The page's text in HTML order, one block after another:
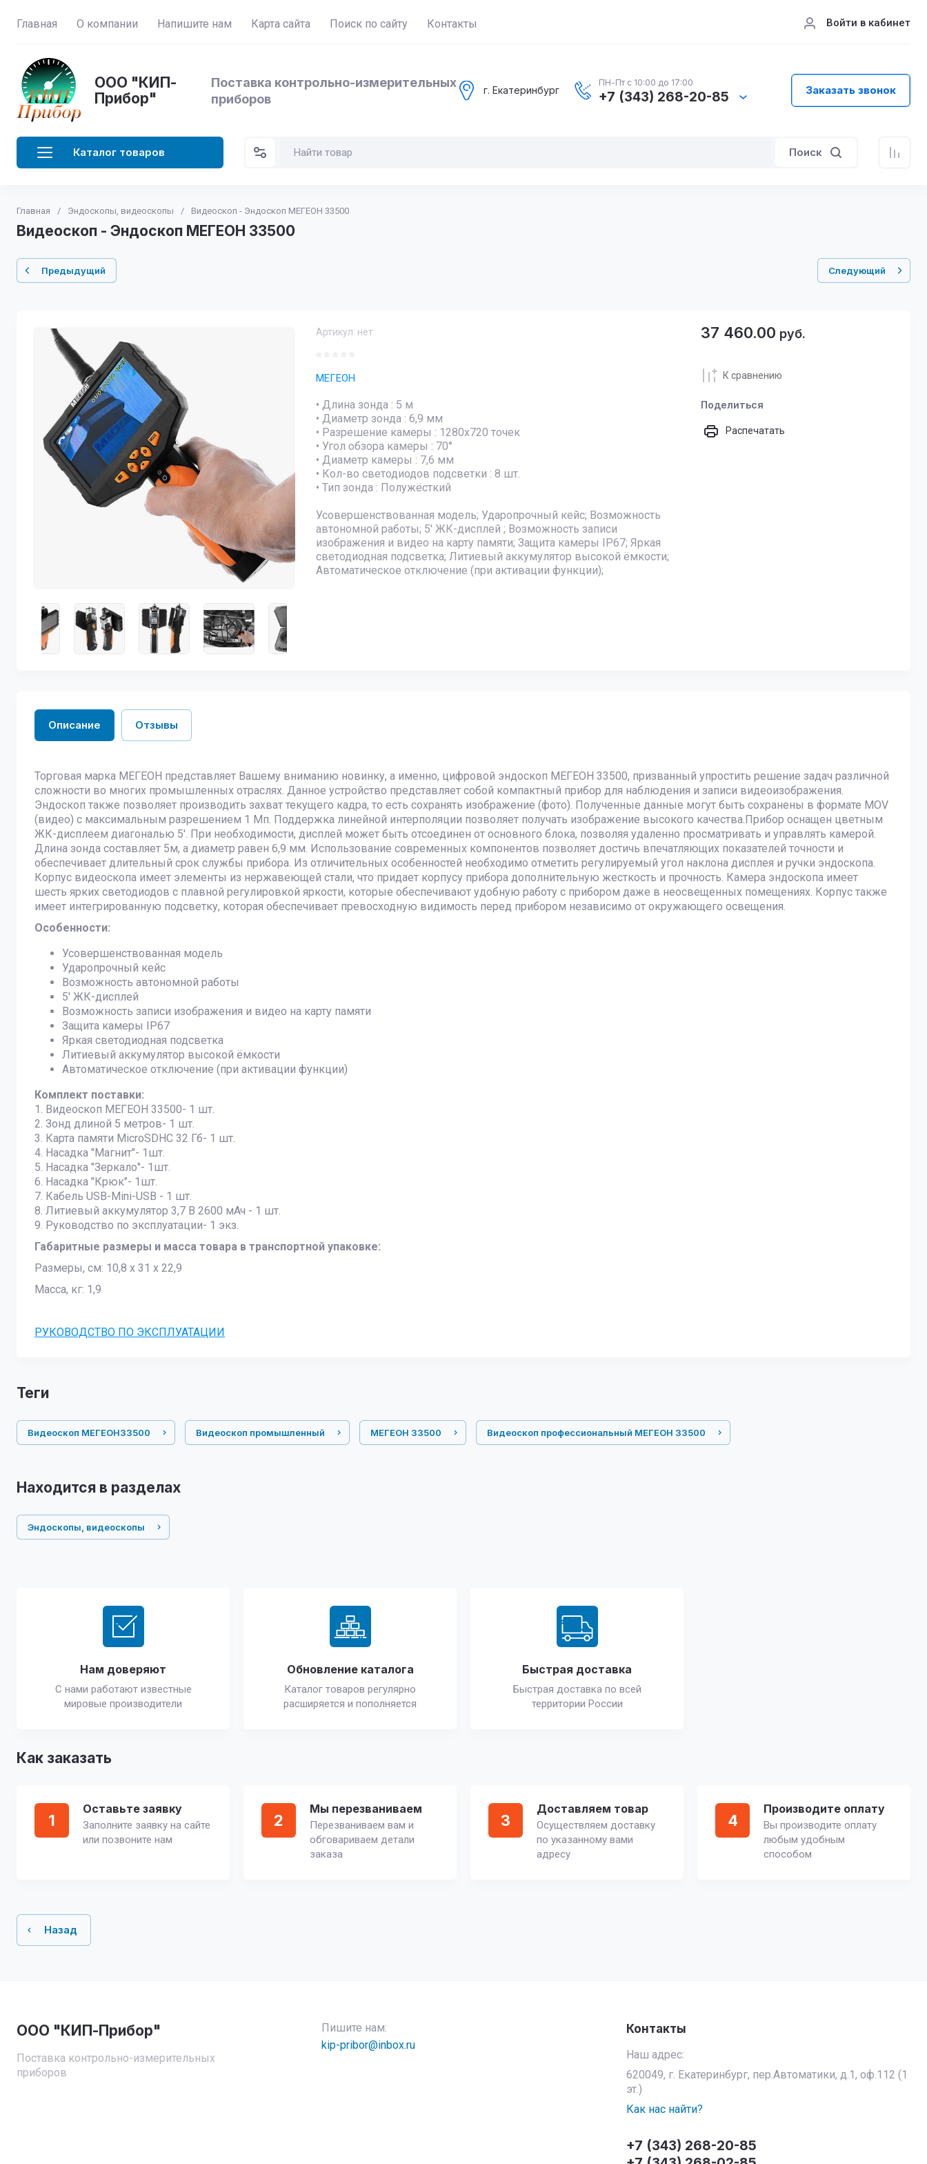
Главная О компании Напишите нам Карта сайта Поиск по сайту Контакты Войти в кабинет
ООО "КИП-
Прибор"
Поставка контрольно-измерительных
приборов
г. Екатеринбург
ПН-Пт с 10:00 до 17:00
+7 (343) 268-20-85 Заказать звонок
Каталог товаров Поиск
Главная / Эндоскопы, видеоскопы / Видеоскоп - Эндоскоп МЕГЕОН 33500
Видеоскоп - Эндоскоп МЕГЕОН 33500
Предыдущий Следующий
Артикул: нет
МЕГЕОН
• Длина зонда : 5 м
• Диаметр зонда : 6,9 мм
• Разрешение камеры : 1280х720 точек
• Угол обзора камеры : 70°
• Диаметр камеры : 7,6 мм
• Кол-во светодиодов подсветки : 8 шт.
• Тип зонда : Полужёсткий
Усовершенствованная модель; Ударопрочный кейс; Возможность
автономной работы; 5' ЖК-дисплей ; Возможность записи
изображения и видео на карту памяти; Защита камеры IP67; Яркая
светодиодная подсветка; Литиевый аккумулятор высокой ёмкости;
Автоматическое отключение (при активации функции);
37 460.00 руб.
К сравнению
Поделиться
Распечатать
Описание Отзывы
Торговая марка МЕГЕОН представляет Вашему вниманию новинку, а именно, цифровой эндоскоп МЕГЕОН 33500, призванный упростить решение задач различной
сложности во многих промышленных отраслях. Данное устройство представляет собой компактный прибор для наблюдения и записи видеоизображения.
Эндоскоп также позволяет производить захват текущего кадра, то есть сохранять изображение (фото). Полученные данные могут быть сохранены в формате MOV
(видео) с максимальным разрешением 1 Мп. Поддержка линейной интерполяции позволяет получать изображение высокого качества.Прибор оснащен цветным
ЖК-дисплеем диагональю 5'. При необходимости, дисплей может быть отсоединен от основного блока, позволяя удаленно просматривать и управлять камерой.
Длина зонда составляет 5м, а диаметр равен 6,9 мм. Использование современных компонентов позволяет достичь впечатляющих показателей точности и
обеспечивает длительный срок службы прибора. Из отличительных особенностей необходимо отметить регулируемый угол наклона дисплея и ручки эндоскопа.
Корпус видеоскопа имеет элементы из нержавеющей стали, что придает корпусу прибора дополнительную жесткость и прочность. Камера эндоскопа имеет
шесть ярких светодиодов с плавной регулировкой яркости, которые обеспечивают удобную работу с прибором даже в неосвещенных помещениях. Корпус также
имеет интегрированную подсветку, которая обеспечивает превосходную видимость перед прибором независимо от окружающего освещения.
Особенности:
Усовершенствованная модель
Ударопрочный кейс
Возможность автономной работы
5' ЖК-дисплей
Возможность записи изображения и видео на карту памяти
Защита камеры IP67
Яркая светодиодная подсветка
Литиевый аккумулятор высокой ёмкости
Автоматическое отключение (при активации функции)
Комплект поставки:
1. Видеоскоп МЕГЕОН 33500- 1 шт.
2. Зонд длиной 5 метров- 1 шт.
3. Карта памяти MicroSDHC 32 Гб- 1 шт.
4. Насадка "Магнит"- 1шт.
5. Насадка "Зеркало"- 1шт.
6. Насадка "Крюк"- 1шт.
7. Кабель USB-Mini-USB - 1 шт.
8. Литиевый аккумулятор 3,7 В 2600 мАч - 1 шт.
9. Руководство по эксплуатации- 1 экз.
Габаритные размеры и масса товара в транспортной упаковке:
Размеры, см: 10,8 x 31 x 22,9
Масса, кг: 1,9
РУКОВОДСТВО ПО ЭКСПЛУАТАЦИИ
теги
Видеоскоп МЕГЕОН33500 Видеоскоп промышленный МЕГЕОН 33500 Видеоскоп профессиональный МЕГЕОН 33500
Находится в разделах
Эндоскопы, видеоскопы
Нам доверяют
С нами работают известные
мировые производители
Обновление каталога
Каталог товаров регулярно
расширяется и пополняется
Быстрая доставка
Быстрая доставка по всей
территории России
Как заказать
1
Оставьте заявку
Заполните заявку на сайте
или позвоните нам
2
Мы перезваниваем
Перезваниваем вам и
обговариваем детали
заказа
3
Доставляем товар
Осуществляем доставку
по указанному вами
адресу
4
Производите оплату
Вы производите оплату
любым удобным
способом
Назад
ООО "КИП-Прибор"
Поставка контрольно-измерительных
приборов
Пишите нам:
kip-pribor@inbox.ru
Контакты
Наш адрес:
620049, г. Екатеринбург, пер.Автоматики, д.1, оф.112 (1
эт.)
Как нас найти?
+7 (343) 268-20-85